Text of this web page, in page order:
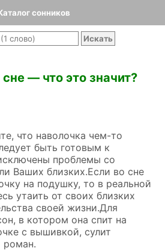
сонников
— что это значит?
что наволочка чем-то
быть готовым к
проблемы со
Ваших близких.Если во сне
на подушку, то в реальной
утаить от своих близких
своей жизни.Для
в котором она спит на
с вышивкой, сулит
роман.